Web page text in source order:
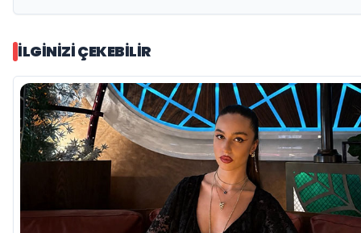
İLGINIZI ÇEKEBILIR